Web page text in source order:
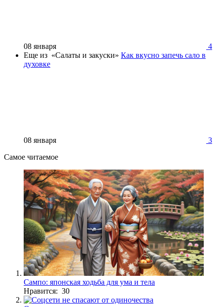
08 января
4
Еще из «Салаты и закуски» Как вкусно запечь сало в
духовке
08 января
3
Самое читаемое
Сампо: японская ходьба для ума и тела
Нравится: 30